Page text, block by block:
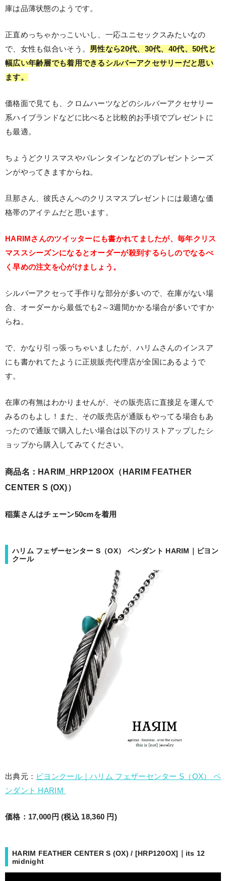
庫は品薄状態のようです。
正直めっちゃかっこいいし、一応ユニセックスみたいなの
で、女性も似合いそう。 男性なら20代、30代、40代、50代と
幅広い年齢層でも着用できるシルバーアクセサリーだと思い
ます。
価格面で見ても、クロムハーツなどのシルバーアクセサリー
系ハイブランドなどに比べると比較的お手頃でプレゼントに
も最適。
ちょうどクリスマスやバレンタインなどのプレゼントシーズ
ンがやってきますからね。
旦那さん、彼氏さんへのクリスマスプレゼントには最適な価
格帯のアイテムだと思います。
HARIMさんのツイッターにも書かれてましたが、毎年クリス
マススシーズンになるとオーダーが殺到するらしのでなるべ
く早めの注文を心がけましょう。
シルバーアクセって手作りな部分が多いので、在庫がない場
合、オーダーから最低でも2～3週間かかる場合が多いですか
らね。
で、かなり引っ張っちゃいましたが、ハリムさんのインスア
にも書かれてたように正規販売代理店が全国にあるようで
す。
在庫の有無はわかりませんが、その販売店に直接足を運んで
みるのもよし！また、その販売店が通販もやってる場合もあ
ったので通販で購入したい場合は以下のリストアップしたシ
ョップから購入してみてください。
商品名：HARIM_HRP120OX（ HARIM FEATHER
CENTER S (OX)）
稲葉さんはチェーン50cmを着用
ハリム フェザーセンター S（OX） ペンダント HARIM｜ビヨン
クール
出典元： ビヨンクール｜ハリム フェザーセンター S（OX） ペ
ンダント HARIM
価格：17,000円 (税込 18,360 円)
HARIM FEATHER CENTER S (OX) / [HRP120OX]｜its 12
midnight